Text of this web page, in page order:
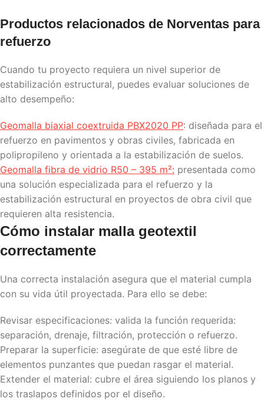
Productos relacionados de Norventas para
refuerzo
Cuando tu proyecto requiera un nivel superior de
estabilización estructural, puedes evaluar soluciones de
alto desempeño:
Geomalla biaxial coextruida PBX2020 PP: diseñada para el
refuerzo en pavimentos y obras civiles, fabricada en
polipropileno y orientada a la estabilización de suelos.
Geomalla fibra de vidrio R50 – 395 m²: presentada como
una solución especializada para el refuerzo y la
estabilización estructural en proyectos de obra civil que
requieren alta resistencia.
Cómo instalar malla geotextil
correctamente
Una correcta instalación asegura que el material cumpla
con su vida útil proyectada. Para ello se debe:
Revisar especificaciones: valida la función requerida:
separación, drenaje, filtración, protección o refuerzo.
Preparar la superficie: asegúrate de que esté libre de
elementos punzantes que puedan rasgar el material.
Extender el material: cubre el área siguiendo los planos y
los traslapos definidos por el diseño.